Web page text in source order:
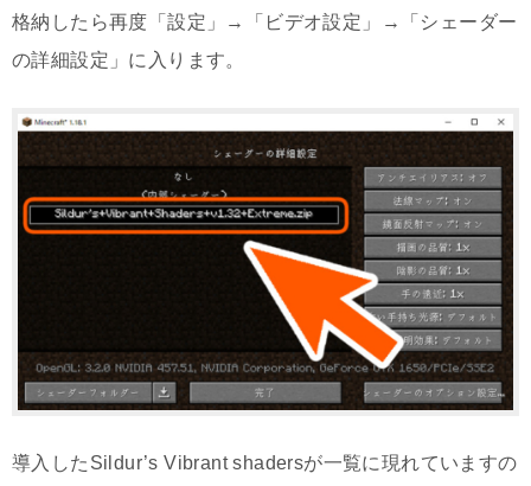
格納したら再度「設定」→「ビデオ設定」→「シェーダー
の詳細設定」に入ります。
導入したSildur’s Vibrant shadersが一覧に現れていますの